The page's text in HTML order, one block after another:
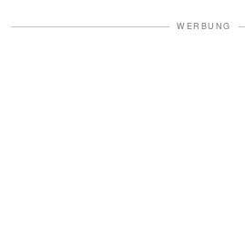
WERBUNG